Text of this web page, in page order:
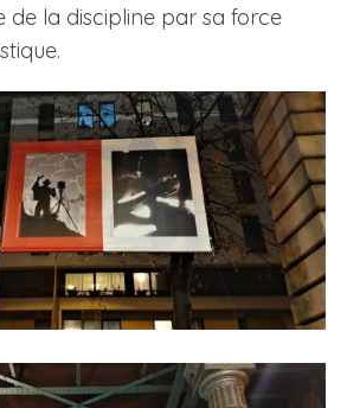
de la discipline par sa force